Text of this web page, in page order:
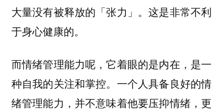
大量没有被释放的「张力」。这是非常不利
于身心健康的。
而情绪管理能力呢，它着眼的是内在，是一
种自我的关注和掌控。一个人具备良好的情
绪管理能力，并不意味着他要压抑情绪，更